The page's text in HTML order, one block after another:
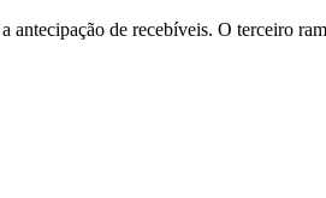
de recebíveis. O terceiro